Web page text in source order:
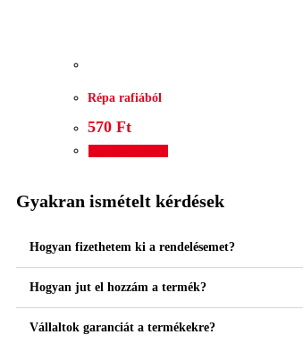
Répa rafiából
570 Ft
Gyakran ismételt kérdések
Hogyan fizethetem ki a rendelésemet?
Hogyan jut el hozzám a termék?
Vállaltok garanciát a termékekre?